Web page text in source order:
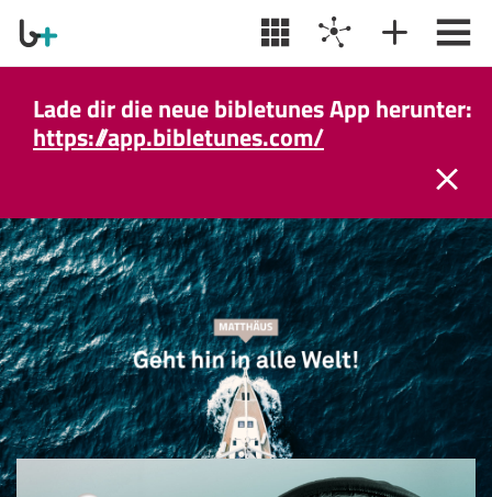
Lade dir die neue bibletunes App herunter:
https://app.bibletunes.com/